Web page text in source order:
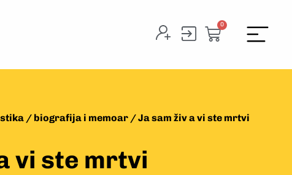
0
/ biografija i memoar/ Ja sam živ a vi ste mrtvi
vi ste mrtvi